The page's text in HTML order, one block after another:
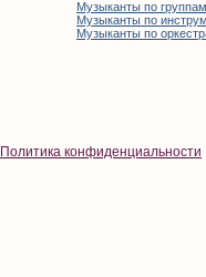
Музыканты по группам
Музыканты по
Музыканты по
Политика конфиденциальности